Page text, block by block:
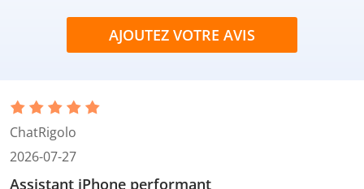
AJOUTEZ VOTRE AVIS
ChatRigolo
2026-07-27
Assistant iPhone performant